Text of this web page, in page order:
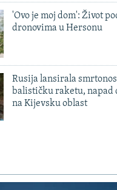
'Ovo je moj dom': Život
dronovima u Hersonu
Rusija lansirala
balističku raketu, napad
na Kijevsku oblast